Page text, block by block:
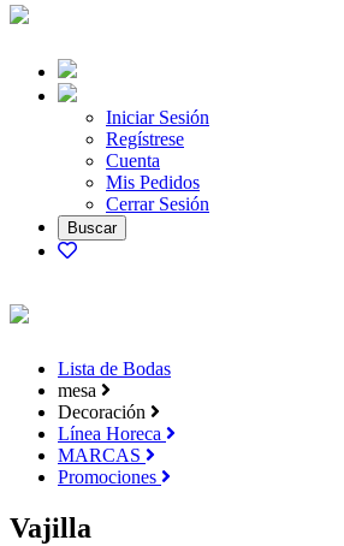
Iniciar Sesión
Regístrese
Cuenta
Mis Pedidos
Cerrar Sesión
Lista de Bodas
mesa
Decoración
Línea Horeca
MARCAS
Promociones
Vajilla